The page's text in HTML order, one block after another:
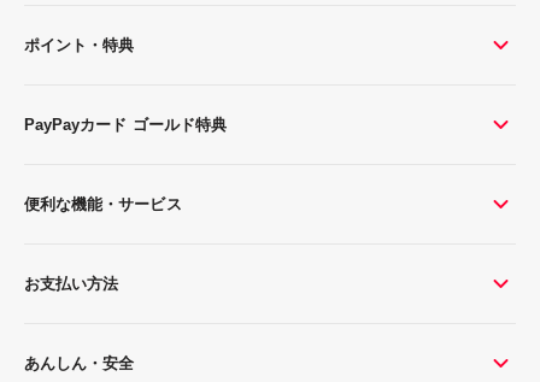
ポイント・特典
PayPayカード ゴールド特典
便利な機能・サービス
お支払い方法
あんしん・安全